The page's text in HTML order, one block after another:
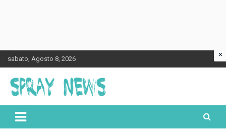
to
content
sabato, Agosto 8, 2026
Spraynews.it
×